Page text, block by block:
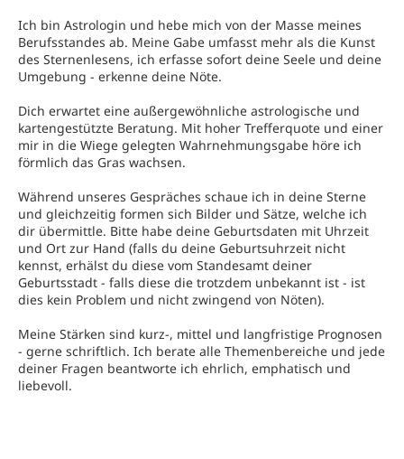
Ich bin Astrologin und hebe mich von der Masse meines
Berufsstandes ab. Meine Gabe umfasst mehr als die Kunst
des Sternenlesens, ich erfasse sofort deine Seele und deine
Umgebung - erkenne deine Nöte.
Dich erwartet eine außergewöhnliche astrologische und
kartengestützte Beratung. Mit hoher Trefferquote und einer
mir in die Wiege gelegten Wahrnehmungsgabe höre ich
förmlich das Gras wachsen.
Während unseres Gespräches schaue ich in deine Sterne
und gleichzeitig formen sich Bilder und Sätze, welche ich
dir übermittle. Bitte habe deine Geburtsdaten mit Uhrzeit
und Ort zur Hand (falls du deine Geburtsuhrzeit nicht
kennst, erhälst du diese vom Standesamt deiner
Geburtsstadt - falls diese die trotzdem unbekannt ist - ist
dies kein Problem und nicht zwingend von Nöten).
Meine Stärken sind kurz-, mittel und langfristige Prognosen
- gerne schriftlich. Ich berate alle Themenbereiche und jede
deiner Fragen beantworte ich ehrlich, emphatisch und
liebevoll.